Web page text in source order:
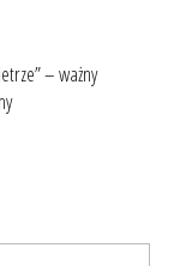
– ważny